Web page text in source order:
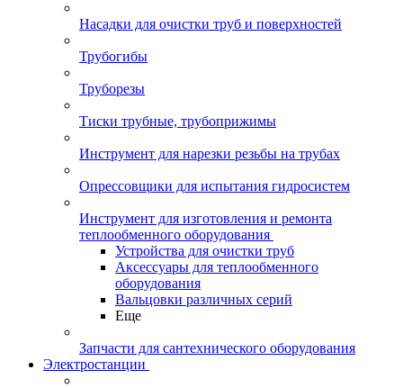
Насадки для очистки труб и поверхностей
Трубогибы
Труборезы
Тиски трубные, трубоприжимы
Инструмент для нарезки резьбы на трубах
Опрессовщики для испытания гидросистем
Инструмент для изготовления и ремонта
теплообменного оборудования
Устройства для очистки труб
Аксессуары для теплообменного
оборудования
Вальцовки различных серий
Еще
Запчасти для сантехнического оборудования
Электростанции